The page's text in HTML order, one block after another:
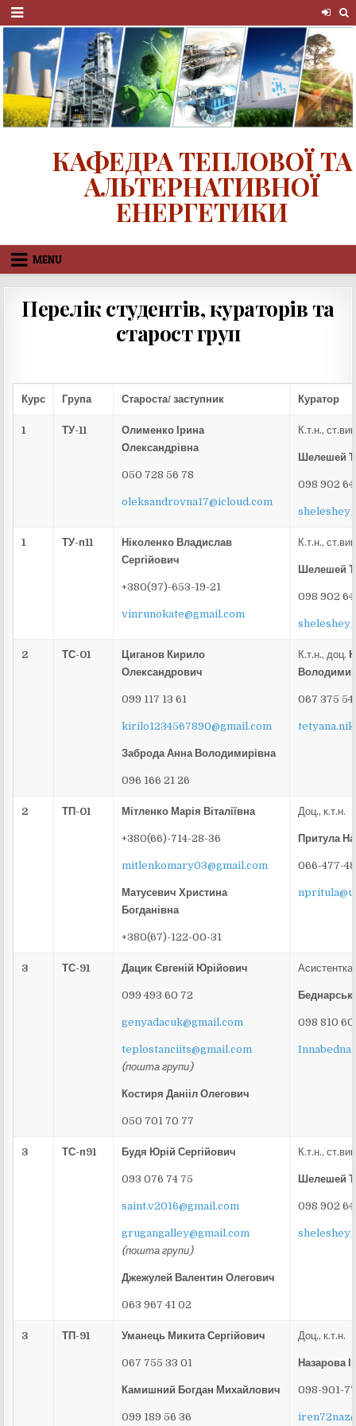
Skip
to
КАФЕДРА ТЕПЛОВОЇ ТА
АЛЬТЕРНАТИВНОЇ
ЕНЕРГЕТИКИ
MENU
Перелік студентів, кураторів та
старост груп
Курс Група Староста/ заступник Куратор
1 ТУ-11
Олименко Ірина
Олександрівна
050 728 56 78
oleksandrovna17@icloud.com
К.т.н.,
Шелешей
098 902
1 ТУ-п11
Ніколенко Владислав
Сергійович
+380(97)-653-19-21
vinrunokate@gmail.com
К.т.н.,
Шелешей
098 902
2 ТС-01
Циганов Кирило
Олександрович
099 117 13 61
kirilo1234567890@gmail.com
Заброда Анна Володимирівна
096 166 21 26
К.т.н., доц.
067 375 54
2 ТП-01 Мітленко Марія Віталіївна
+380(66)-714-28-36
mitlenkomary03@gmail.com
Матусевич Христина
Богданівна
+380(67)-122-00-31
Доц., к.т.н.
Притула
066-477-
3 ТС-91 ДацикЄвгеній Юрійович
099 493 60 72
genyadacuk@gmail.com
teplostanciits@gmail.com
(пошта групи)
Костиря Данііл Олегович
050 701 70 77
Асистентка
098 810 60
3 ТС-п91 Будя Юрій Сергійович
093 076 74 75
saint.v2016@gmail.com
grugangalley@gmail.com
(пошта групи)
Джежулей Валентин Олегович
063 967 41 02
К.т.н.,
Шелешей
098 902
3 ТП-91 Уманець Микита Сергійович
067 755 33 01
Камишний Богдан Михайлович
099 189 56 36
Доц., к.т.н.
Назарова
098-901-